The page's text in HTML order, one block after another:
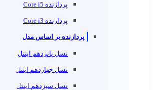
پردازنده Core i5
پردازنده Core i3
پردازنده بر اساس مدل
نسل پانزدهم اینتل
نسل چهاردهم اینتل
نسل سیزدهم اینتل